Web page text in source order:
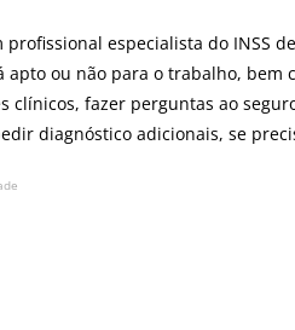
especialista do INSS
ou não para o trabalho, bem
clínicos, fazer perguntas ao
diagnóstico adicionais, se